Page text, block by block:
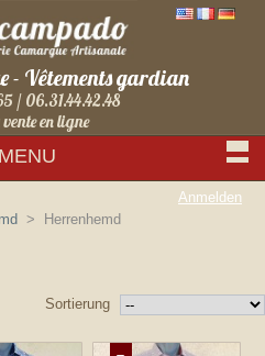
- Vêtements gardian
/ 06.31.44.42.48
vente en ligne
MENU
Anmelden
> Herrenhemd
Sortierung